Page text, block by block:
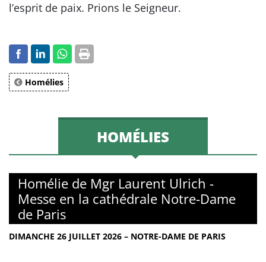
l’esprit de paix. Prions le Seigneur.
Homélies
HOMÉLIES
Homélie de Mgr Laurent Ulrich -
Messe en la cathédrale Notre-Dame
de Paris
DIMANCHE 26 JUILLET 2026 – NOTRE-DAME DE PARIS